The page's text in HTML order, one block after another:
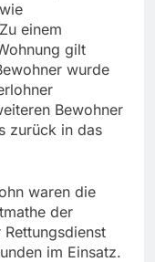
einem
gilt
wurde
Bewohner
zurück in das
waren die
der
im Einsatz.